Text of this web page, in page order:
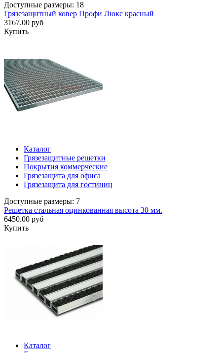
Доступные размеры: 18
Грязезащитный ковер Профи Люкс красный
3167.00 руб
Купить
Каталог
Грязезащитные решетки
Покрытия коммерческие
Грязезащита для офиса
Грязезащита для гостиниц
Доступные размеры: 7
Решетка стальная оцинкованная высота 30 мм.
6450.00 руб
Купить
Каталог